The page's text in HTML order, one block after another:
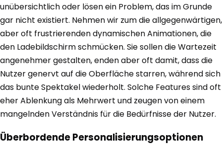
unübersichtlich oder lösen ein Problem, das im Grunde
gar nicht existiert. Nehmen wir zum die allgegenwärtigen,
aber oft frustrierenden dynamischen Animationen, die
den Ladebildschirm schmücken. Sie sollen die Wartezeit
angenehmer gestalten, enden aber oft damit, dass die
Nutzer genervt auf die Oberfläche starren, während sich
das bunte Spektakel wiederholt. Solche Features sind oft
eher Ablenkung als Mehrwert und zeugen von einem
mangelnden Verständnis für die Bedürfnisse der Nutzer.
Überbordende Personalisierungsoptionen